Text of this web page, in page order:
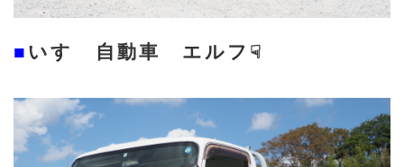
■ いすゞ自動車 エルフ ☟